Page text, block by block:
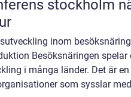
stockholm när storstad möter rofylld
inom
Besöksnäringen
i många länder. Det är
som sysslar